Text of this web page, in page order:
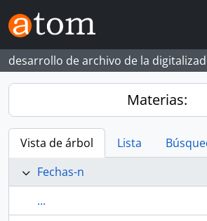
Skip to main content
desarrollo de archivo de la
Materias:
Vista de árbol Lista
Fechas-n
...